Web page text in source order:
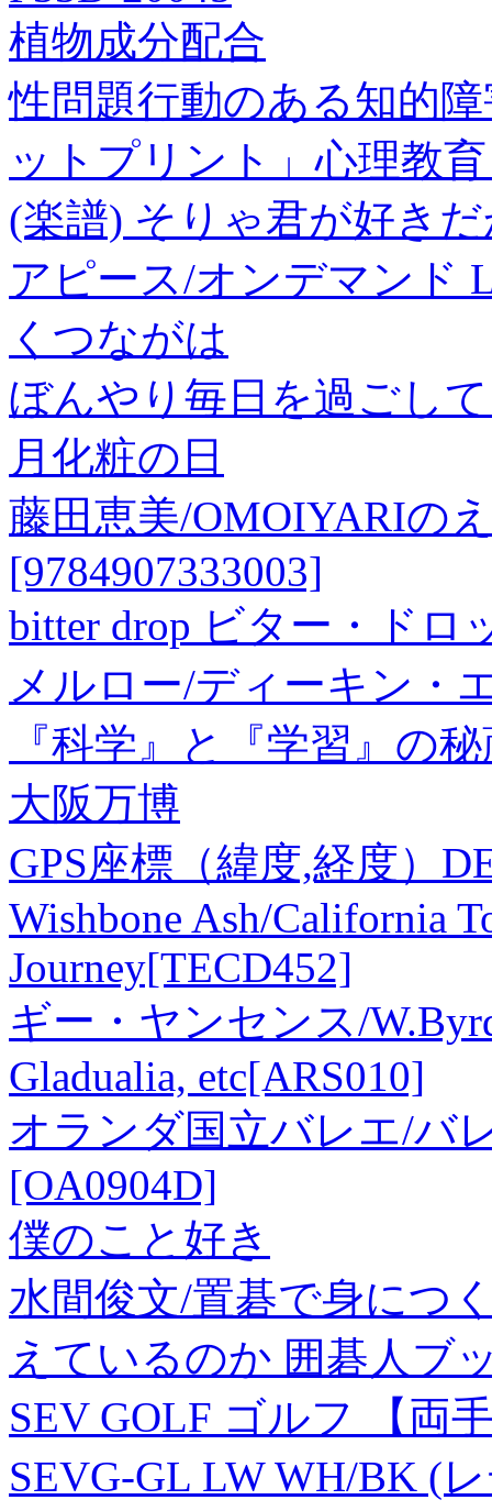
植物成分配合
性問題行動のある知的
ットプリント」心理教
(楽譜) そりゃ君が好き
アピース/オンデマンド
くつながは
ぼんやり毎日を過ごし
月化粧の日
藤田恵美/OMOIYARIの
[9784907333003]
bitter drop ビター・ドロ
メルロー/ディーキン・
『科学』と『学習』の
大阪万博
GPS座標（緯度,経度）
Wishbone Ash/California
Journey[TECD452]
ギー・ヤンセンス/
Gladualia, etc[ARS010]
オランダ国立バレエ/バ
[OA0904D]
僕のこと好き
水間俊文/置碁で身につ
えているのか 囲碁人ブ
SEV GOLF ゴルフ 【両
SEVG-GL LW WH/BK (